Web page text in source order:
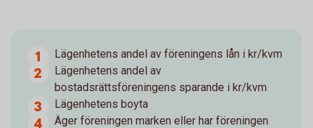
Lägenhetens andel av föreningens lån i kr/kvm
Lägenhetens andel av
bostadsrättsföreningens sparande i kr/kvm
Lägenhetens boyta
Äger föreningen marken eller har föreningen